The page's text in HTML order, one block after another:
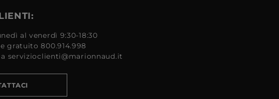
al venerdì 9:30-18:30
gratuito 800.914.998
servizioclienti@marionnaud.it